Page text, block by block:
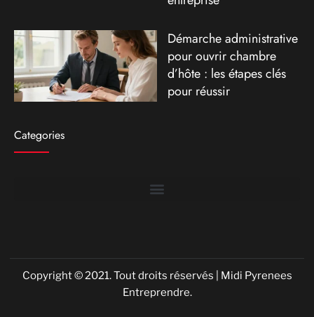
Démarche administrative
pour ouvrir chambre
d’hôte : les étapes clés
pour réussir
Categories
Copyright © 2021. Tout droits réservés | Midi Pyrenees
Entreprendre.